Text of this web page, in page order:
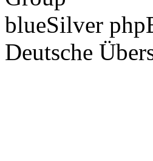
blueSilver
Deutsche